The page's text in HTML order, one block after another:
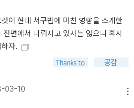
국대전을 위시한 주옥같은 우리 법제사
에 그 단절을 통해 새롭게 시작하는 한
일처
회법 오늘날 가톨릭교회 관계자들은 자
고, 일반인들 역시 교회법을 교회 내부
교회법은 로마법, 게르만법과 함께 서
회법이 일반시민법에 끼친 영향은 그
이 현대 서구법에 미친 영향을 소개한
면에서 다뤄지고 있지는 않으니 혹시
자.
03-10